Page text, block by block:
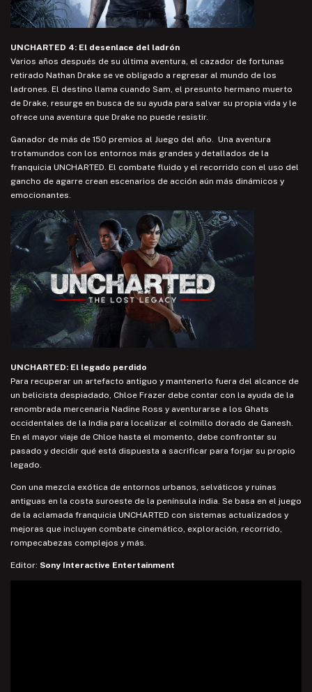
UNCHARTED 4: El desenlace del ladrón
Varios años después de su última aventura, el cazador de fortunas
retirado Nathan Drake se ve obligado a regresar al mundo de los
ladrones. El destino llama cuando Sam, el presunto hermano muerto
de Drake, resurge en busca de su ayuda para salvar su propia vida y le
ofrece una aventura que Drake no puede resistir.
Ganador de más de 150 premios al Juego del año. Una aventura
trotamundos con los entornos más grandes y detallados de la
franquicia UNCHARTED. El combate fluido y el recorrido con el uso del
gancho de agarre crean escenarios de acción aún más dinámicos y
emocionantes.
UNCHARTED: El legado perdido
Para recuperar un artefacto antiguo y mantenerlo fuera del alcance de
un belicista despiadado, Chloe Frazer debe contar con la ayuda de la
renombrada mercenaria Nadine Ross y aventurarse a los Ghats
occidentales de la India para localizar el colmillo dorado de Ganesh.
En el mayor viaje de Chloe hasta el momento, debe confrontar su
pasado y decidir qué está dispuesta a sacrificar para forjar su propio
legado.
Con una mezcla exótica de entornos urbanos, selváticos y ruinas
antiguas en la costa suroeste de la península india. Se basa en el juego
de la aclamada franquicia UNCHARTED con sistemas actualizados y
mejoras que incluyen combate cinemático, exploración, recorrido,
rompecabezas complejos y más.
Editor: Sony Interactive Entertainment